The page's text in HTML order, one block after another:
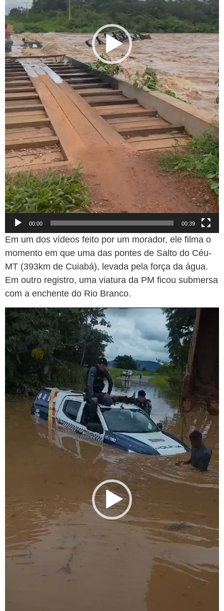
00:00 00:39
Em um dos vídeos feito por um morador, ele filma o
momento em que uma das pontes de Salto do Céu-
MT (393km de Cuiabá), levada pela força da água.
Em outro registro, uma viatura da PM ficou submersa
com a enchente do Rio Branco.
Tocador
de
vídeo